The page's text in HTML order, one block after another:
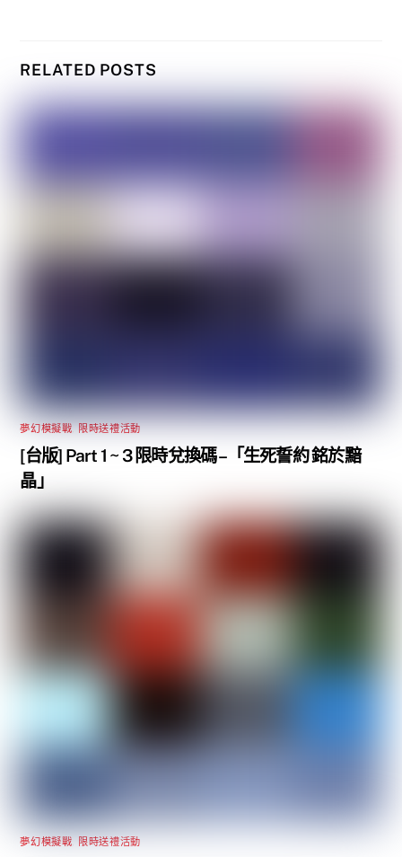
RELATED POSTS
夢幻模擬戰 限時送禮活動
[台版] Part 1 ~ 3 限時兌換碼 –「生死誓約 銘於黯
晶」
夢幻模擬戰 限時送禮活動